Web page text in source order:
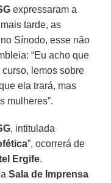
expressaram a
tarde, as
Sínodo, esse não
“Eu acho que
curso, lemos sobre
ela trará, mas
mulheres”.
, intitulada
”, ocorrerá de
Ergife.
Sala de Imprensa